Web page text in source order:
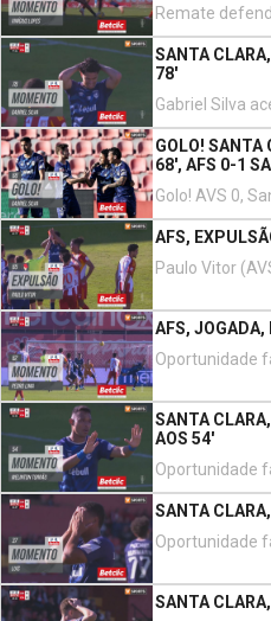
SANTA
78'
GOLO! SANTA
68', AFS 0-1
AFS,
AFS, JOGADA,
SANTA
AOS 54'
SANTA
SANTA